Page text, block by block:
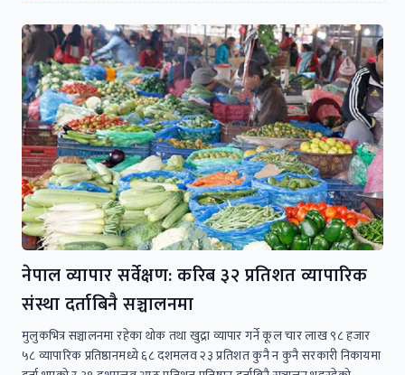
नेपाल व्यापार सर्वेक्षण: करिब ३२ प्रतिशत व्यापारिक
संस्था दर्ताबिनै सञ्चालनमा
मुलुकभित्र सञ्चालनमा रहेका थोक तथा खुद्रा व्यापार गर्ने कूल चार लाख ९८ हजार
५८ व्यापारिक प्रतिष्ठानमध्ये ६८ दशमलव २३ प्रतिशत कुनै न कुनै सरकारी निकायमा